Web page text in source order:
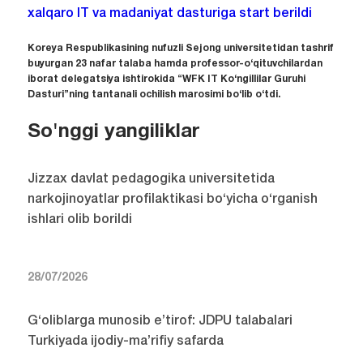
xalqaro IT va madaniyat dasturiga start berildi
Koreya Respublikasining nufuzli Sejong universitetidan tashrif
buyurgan 23 nafar talaba hamda professor-o‘qituvchilardan
iborat delegatsiya ishtirokida “WFK IT Ko‘ngillilar Guruhi
Dasturi”ning tantanali ochilish marosimi bo‘lib o‘tdi.
So'nggi yangiliklar
Jizzax davlat pedagogika universitetida
narkojinoyatlar profilaktikasi bo‘yicha o‘rganish
ishlari olib borildi
28/07/2026
G‘oliblarga munosib e’tirof: JDPU talabalari
Turkiyada ijodiy-ma’rifiy safarda